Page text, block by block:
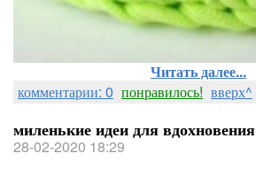
Читать далее...
комментарии: 0 понравилось! вверх^
миленькие идеи для вдохновения
28-02-2020 18:29